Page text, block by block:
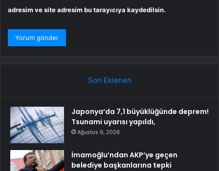
adresim ve site adresim bu tarayıcıya kaydedilsin.
Son Eklenen
Japonya’da 7,1 büyüklüğünde deprem!
Tsunami uyarısı yapıldı,
Ağustos 9, 2026
İmamoğlu’ndan AKP’ye geçen
belediye başkanlarına tepki